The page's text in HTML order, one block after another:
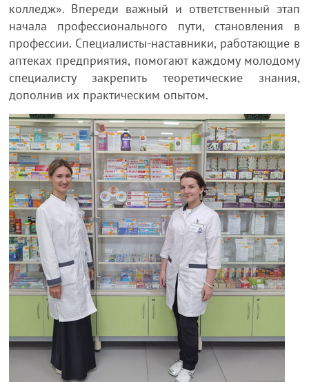
колледж». Впереди важный и ответственный этап
начала профессионального пути, становления в
профессии. Специалисты-наставники, работающие в
аптеках предприятия, помогают каждому молодому
специалисту закрепить теоретические знания,
дополнив их практическим опытом.